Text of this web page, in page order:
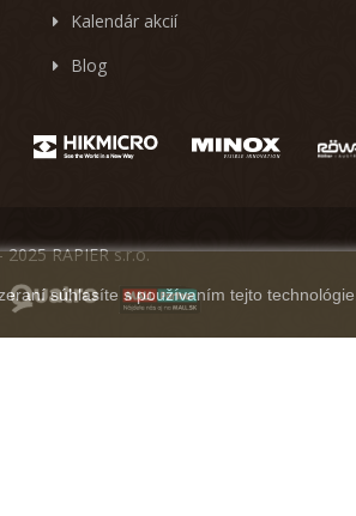
Kalendár akcií
Blog
súhlasíte s používaním tejto technológie.
RAPIER s.r.o.